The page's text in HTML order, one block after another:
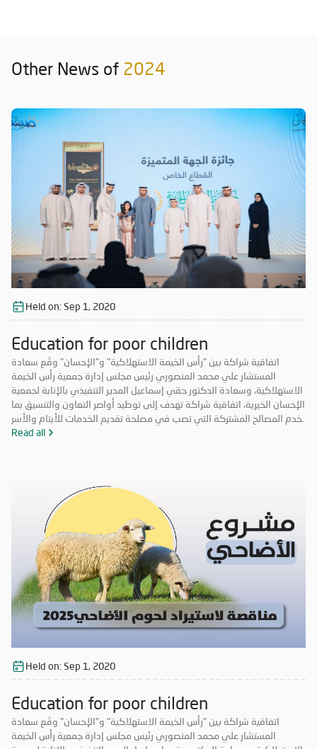
Other News of 2024
Held on:Sep 1, 2020
Education for poor children
اتفاقية شراكة بين "رأس الخيمة الاستهلاكية" و"الإحسان" وقّع سعادة
المستشار علي محمد المنصوري رئيس مجلس إدارة جمعية رأس الخيمة
الاستهلاكية، وسعادة الدكتور حقي إسماعيل المدير التنفيذي بالإنابة لجمعية
الإحسان الخيرية، اتفاقية شراكة تهدف إلى توطيد أواصر التعاون والتنسيق بما
يخدم المصالح المشتركة التي تصب في مصلحة تقديم الخدمات للأيتام والأسر
المحتاجة والمتعففة ودعم الحالات الإنسانية، إضافة إلى أهمية ترسيخ علاقة
Read all
Held on:Sep 1, 2020
Education for poor children
اتفاقية شراكة بين "رأس الخيمة الاستهلاكية" و"الإحسان" وقّع سعادة
المستشار علي محمد المنصوري رئيس مجلس إدارة جمعية رأس الخيمة